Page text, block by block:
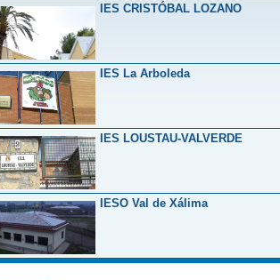
IES CRISTÓBAL LOZANO
IES La Arboleda
IES LOUSTAU-VALVERDE
IESO Val de Xálima